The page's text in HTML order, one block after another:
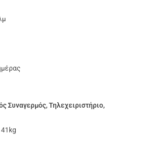
Συναγερμός, Τηλεχειριστήριο,